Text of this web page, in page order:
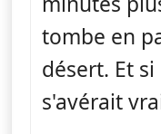
tombe en
désert. Et
s'avérait